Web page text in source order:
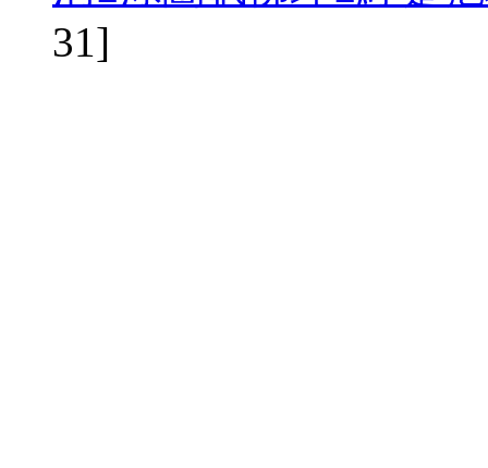
31]